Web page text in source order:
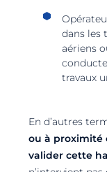
dans les
aériens
travaux
En d’autres
ou à proximité
valider cette